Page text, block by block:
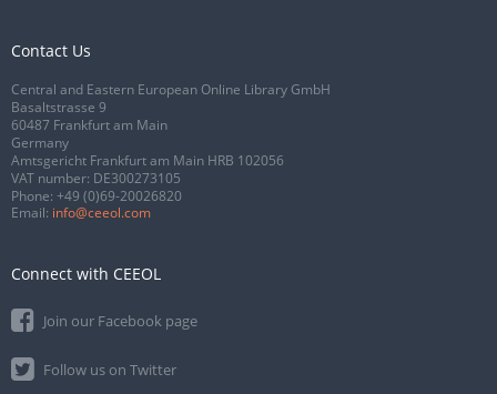
Contact Us
Central and Eastern European Online Library GmbH
Basaltstrasse 9
60487 Frankfurt am Main
Germany
Amtsgericht Frankfurt am Main HRB 102056
VAT number: DE300273105
Phone: +49 (0)69-20026820
Email: info@ceeol.com
Connect with CEEOL
Join our Facebook page
Follow us on Twitter